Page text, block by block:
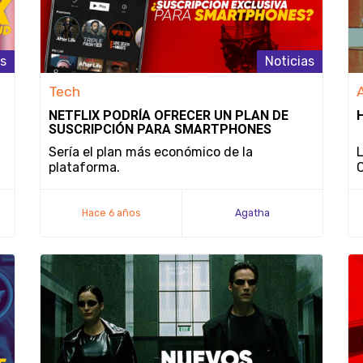
Noticias
Tech
NETFLIX PODRÍA OFRECER UN PLAN DE
SUSCRIPCIÓN PARA SMARTPHONES
Sería el plan más económico de la
plataforma.
Hace 6 años Agatha